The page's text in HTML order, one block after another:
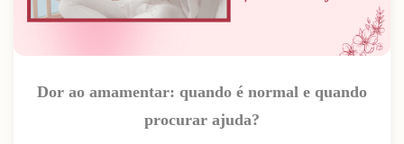
Dor ao amamentar: quando é normal e quando
procurar ajuda?